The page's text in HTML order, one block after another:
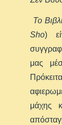
Το
Sho)
μας
μάχης